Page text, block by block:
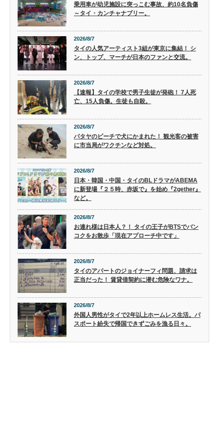
乗用車が幼児施設に突っこむ事故、約10名負傷
～タイ・カンチャナブリー。
2026/8/7
タイの人気アーティスト3組が東京に集結！ シ
ン、トップ、マーチが日本のファンと交流。
2026/8/7
【速報】タイの学校で男子生徒が発砲！ 7人死
亡、15人負傷。生徒も自殺。
2026/8/7
パタヤのビーチで犬にかまれた！ 観光客の被害
に市当局がワクチンなど対処。
2026/8/7
日本・韓国・中国・タイのBLドラマがABEMA
に新登場『２５時、赤坂で』を始め『2gether』
など。
2026/8/7
お連れ様は日本人？！ タイの王子がBTSでバン
コクをお散歩「現在アプローチ中です」
2026/8/7
タイのアパートのジョイナーフィ問題、請求は
正当だった！ 賃貸借契約に潜む危険なワナ。
2026/8/7
外国人男性がタイで2年以上ホームレス生活。パ
スポート紛失で帰国できずごみを漁る日々。